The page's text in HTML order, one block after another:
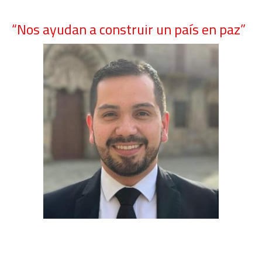
“Nos ayudan a construir un país en paz”